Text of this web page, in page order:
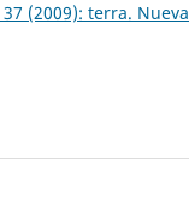
(2009): terra. Nueva